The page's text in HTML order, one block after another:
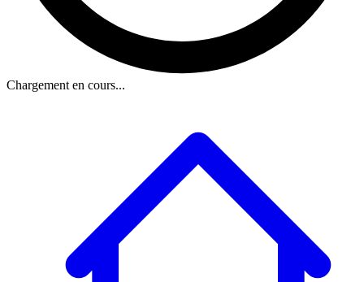
Chargement en cours...